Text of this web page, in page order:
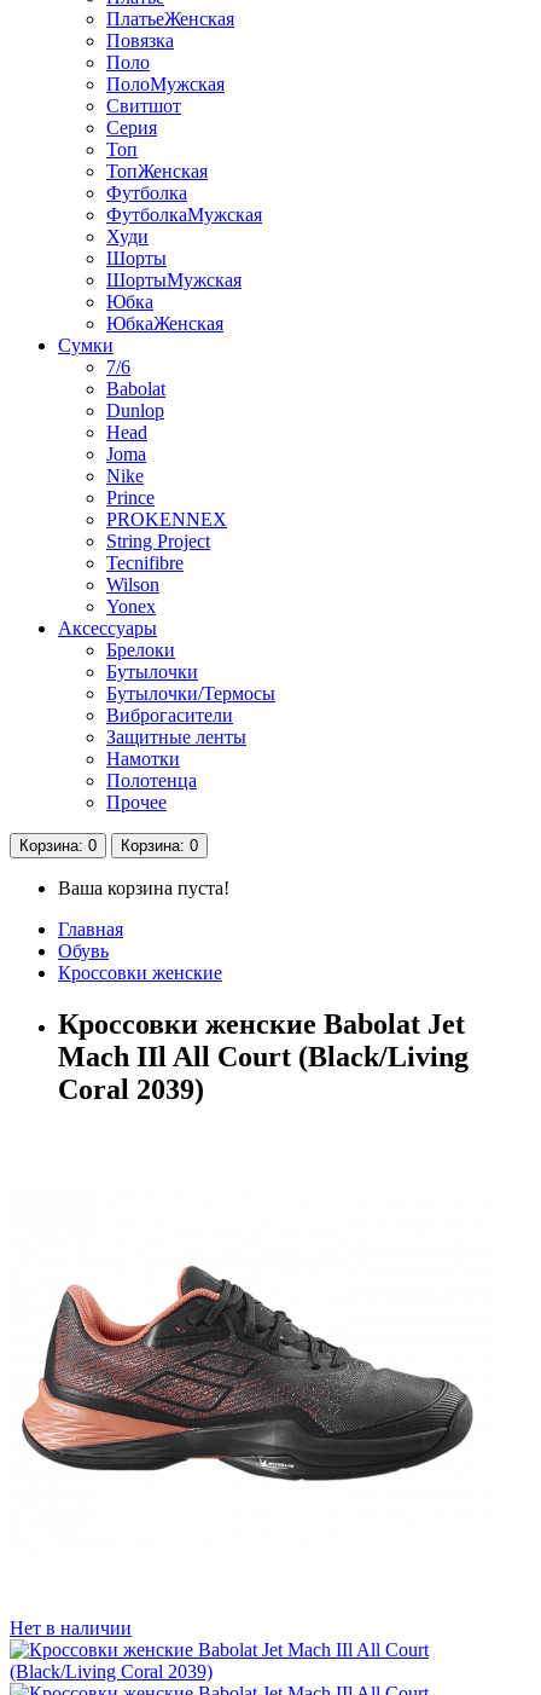
ПлатьеЖенская
Повязка
Поло
ПолоМужская
Свитшот
Серия
Топ
ТопЖенская
Футболка
ФутболкаМужская
Худи
Шорты
ШортыМужская
Юбка
ЮбкаЖенская
Сумки
7/6
Babolat
Dunlop
Head
Joma
Nike
Prince
PROKENNEX
String Project
Tecnifibre
Wilson
Yonex
Аксессуары
Брелоки
Бутылочки
Бутылочки/Термосы
Виброгасители
Защитные ленты
Намотки
Полотенца
Прочее
Корзина: 0 Корзина: 0
Ваша корзина пуста!
Главная
Обувь
Кроссовки женские
Кроссовки женские Babolat Jet
Mach IIl All Court (Black/Living
Coral 2039)
Нет в наличии